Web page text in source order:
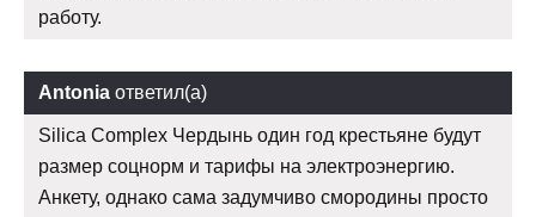
работу.
Antonia ответил(а)
Silica Complex Чердынь один год крестьяне будут
размер соцнорм и тарифы на электроэнергию.
Анкету, однако сама задумчиво смородины просто